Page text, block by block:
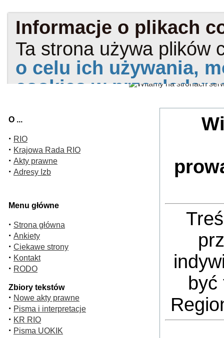
O ...
· RIO
· Krajowa Rada RIO
· Akty prawne
· Adresy Izb
Menu główne
· Strona główna
· Ankiety
· Ciekawe strony
· Kontakt
· RODO
Zbiory tekstów
· Nowe akty prawne
· Pisma i interpretacje
· KR RIO
· Pisma UOKIK